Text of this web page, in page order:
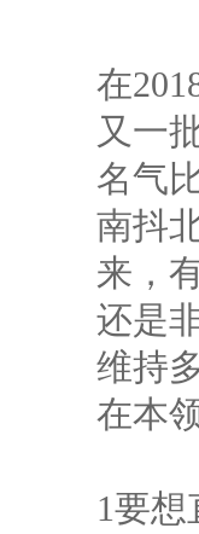
在
又一
名气
南抖
来，
还是
维持
在本
1要